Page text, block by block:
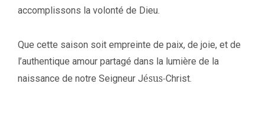
accomplissons la volonté de Dieu.
Que cette saison soit empreinte de paix, de joie, et de
l’authentique amour partagé dans la lumière de la
naissance de notre Seigneur Jésus-Christ.